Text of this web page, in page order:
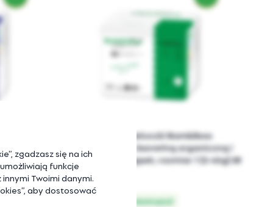
11kg) 26
Jednorazowe pieluszki Bambiboo
COTTONWEAR z bawełną organiczną i
wycięciem na pępek, rozmiar 1 (2-4kg) 28
szt.
26,99 zł
w Subskrypcji
zgadzasz się na ich
funkcje
Twoimi danymi.
aby dostosować